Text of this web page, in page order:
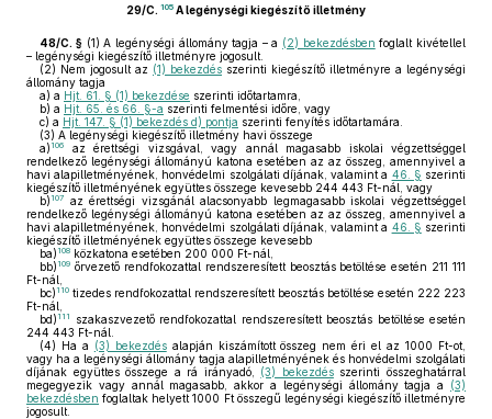
29/C. 105 A legénységi kiegészítő illetmény
48/C. § (1) A legénységi állomány tagja – a (2) bekezdésben foglalt kivétellel
– legénységi kiegészítő illetményre jogosult.
(2) Nem jogosult az (1) bekezdés szerinti kiegészítő illetményre a legénységi
állomány tagja
a) a Hjt. 61. § (1) bekezdése szerinti időtartamra,
b) a Hjt. 65. és 66. §-a szerinti felmentési időre, vagy
c) a Hjt. 147. § (1) bekezdés d) pontja szerinti fenyítés időtartamára.
(3) A legénységi kiegészítő illetmény havi összege
a) 106
az érettségi vizsgával, vagy annál magasabb iskolai végzettséggel
rendelkező legénységi állományú katona esetében az az összeg, amennyivel a
havi alapilletményének, honvédelmi szolgálati díjának, valamint a 46. § szerinti
kiegészítő illetményének együttes összege kevesebb 244 443 Ft-nál, vagy
b) 107
az érettségi vizsgánál alacsonyabb legmagasabb iskolai végzettséggel
rendelkező legénységi állományú katona esetében az az összeg, amennyivel a
havi alapilletményének, honvédelmi szolgálati díjának, valamint a 46. § szerinti
kiegészítő illetményének együttes összege kevesebb
ba) 108 közkatona esetében 200 000 Ft-nál,
bb) 109 őrvezető rendfokozattal rendszeresített beosztás betöltése esetén 211 111
Ft-nál,
bc) 110 tizedes rendfokozattal rendszeresített beosztás betöltése esetén 222 223
Ft-nál,
bd) 111
szakaszvezető rendfokozattal rendszeresített beosztás betöltése esetén
244 443 Ft-nál.
(4) Ha a (3) bekezdésalapján kiszámított összeg nem éri el az 1000 Ft-ot,
vagy ha a legénységi állomány tagja alapilletményének és honvédelmi szolgálati
díjának együttes összege a rá irányadó, (3) bekezdésszerinti összeghatárral
megegyezik vagy annál magasabb, akkor a legénységi állomány tagja a (3)
bekezdésben foglaltak helyett 1000 Ft összegű legénységi kiegészítő illetményre
jogosult.